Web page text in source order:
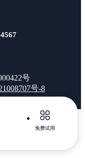
免费试用
号
号-8